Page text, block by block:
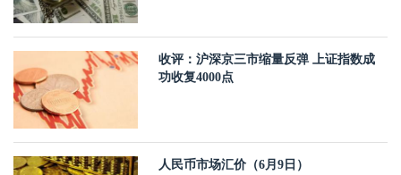
收评：沪深京三市缩量反弹 上证指数成
功收复4000点
人民币市场汇价（6月9日）